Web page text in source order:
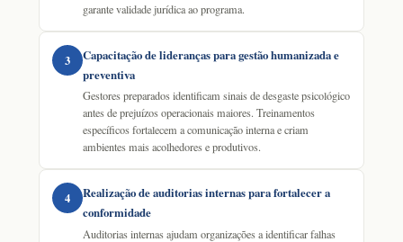
garante validade jurídica ao programa.
3
Capacitação de lideranças para gestão humanizada e
preventiva
Gestores preparados identificam sinais de desgaste psicológico
antes de prejuízos operacionais maiores. Treinamentos
específicos fortalecem a comunicação interna e criam
ambientes mais acolhedores e produtivos.
4
Realização de auditorias internas para fortalecer a
conformidade
Auditorias internas ajudam organizações a identificar falhas